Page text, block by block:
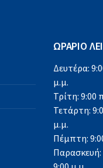
ΩΡΑΡΙΟ
Δευτέρα:
μ.μ.
Τρίτη: 9:00
Τετάρτη:
μ.μ.
Πέμπτη:
Παρασκευή: